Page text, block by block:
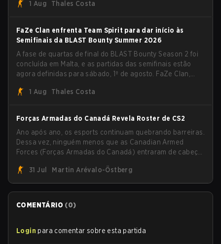
1 Aug Thales Costa
FaZe Clan enfrenta Team Spirit para dar início às
Semifinais da BLAST Bounty Summer 2026
A fase de quartas de final do BLAST Bounty Season 2 foi
concluída em Malta, e as partidas das semifinais estão
agora definidas para sábado, 1º de agosto. FaZe Clan,
ainda lutando pelo troféu, enquanto paiN Gaming se
1 Aug Thales Costa
Forças Armadas do Canadá Revela Roster de CS2
Ano após ano, os esports continuam quebrando barreiras.
Dessa vez, ninguém menos que as Canadian Armed
Forces (Forças Armadas do Canadá) entraram de cabeça
31 Jul
Martin Arévalo-Östberg
COMENTÁRIO (0)
Login para comentar sobre esta partida